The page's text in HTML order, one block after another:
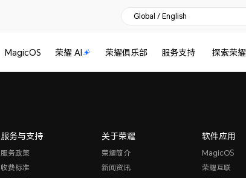
Global / English
MagicOS 荣耀 AI 荣耀俱乐部 服务支持 探索荣耀
服务与支持
服务政策
收费标准
关于荣耀
荣耀简介
新闻资讯
软件应用
MagicOS
荣耀互联